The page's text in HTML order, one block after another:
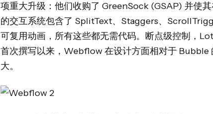
项重大升级：他们收购了 GreenSock (GSAP) 并使
的交互系统包含了 SplitText、Staggers、
可复用动画，所有这些都无需代码。断点级控制，
首次撰写以来，Webflow 在设计方面相对于 Bubble
大。